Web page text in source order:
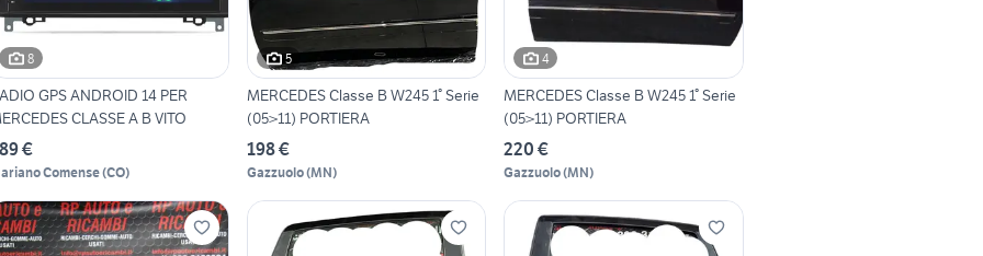
8
GPS ANDROID 14 PER
CLASSE A B VITO
€
Comense(CO)
5
MERCEDES Classe B W245 1° Serie
(05>11) PORTIERA
198 €
Gazzuolo(MN)
4
MERCEDES Classe B W245 1° Serie
(05>11) PORTIERA
220 €
Gazzuolo(MN)